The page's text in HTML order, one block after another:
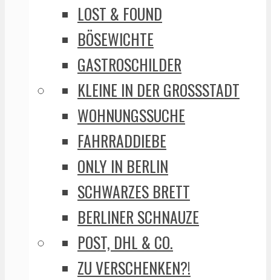
LOST & FOUND
BÖSEWICHTE
GASTROSCHILDER
KLEINE IN DER GROSSSTADT
WOHNUNGSSUCHE
FAHRRADDIEBE
ONLY IN BERLIN
SCHWARZES BRETT
BERLINER SCHNAUZE
POST, DHL & CO.
ZU VERSCHENKEN?!